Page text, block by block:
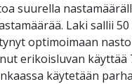
suurella
Laki sallii
optimoimaan
erikoisluvan
käytetään